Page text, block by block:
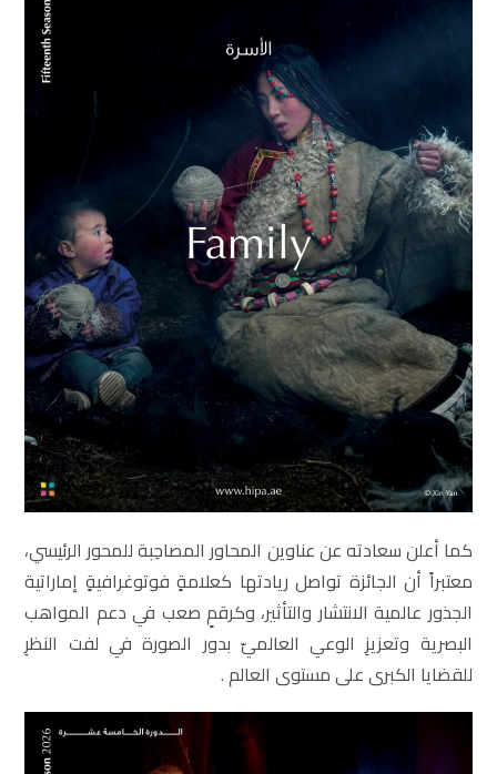
كما أعلن سعادته عن عناوين المحاور المصاحِبة للمحور الرئيسي،
معتبراً أن الجائزة تواصل ريادتها كعلامةٍ فوتوغرافيةٍ إماراتية
الجذور عالمية الانتشار والتأثير، وكرقمٍ صعب في دعم المواهب
البصرية وتعزيزِ الوعي العالميّ بدور الصورة في لفت النظرِ
للقضايا الكبرى على مستوى العالم .